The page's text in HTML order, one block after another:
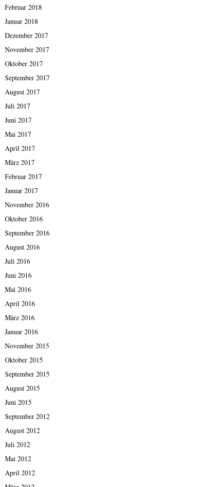
Februar 2018
Januar 2018
Dezember 2017
November 2017
Oktober 2017
September 2017
August 2017
Juli 2017
Juni 2017
Mai 2017
April 2017
März 2017
Februar 2017
Januar 2017
November 2016
Oktober 2016
September 2016
August 2016
Juli 2016
Juni 2016
Mai 2016
April 2016
März 2016
Januar 2016
November 2015
Oktober 2015
September 2015
August 2015
Juni 2015
September 2012
August 2012
Juli 2012
Mai 2012
April 2012